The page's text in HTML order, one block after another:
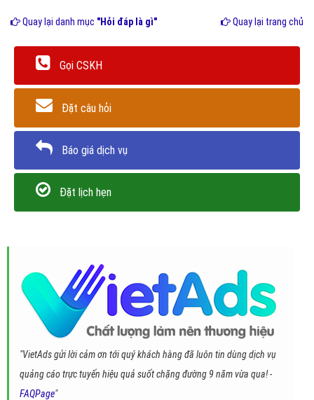
Quay lại danh mục "Hỏi đáp là gì" Quay lại trang chủ
Gọi CSKH
Đặt câu hỏi
Báo giá dịch vụ
Đặt lịch hẹn
"VietAds gửi lời cảm ơn tới quý khách hàng đã luôn tin dùng dịch vụ
quảng cáo trực tuyến hiệu quả suốt chặng đường 9 năm vừa qua! -
FAQPage"